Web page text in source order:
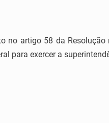
no artigo 58 da
para exercer a